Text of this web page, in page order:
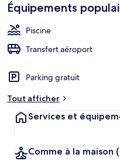
Équipements
Piscine
Transfert aéroport
Parking gratuit
Tout afficher
Services et
Comme à la maison